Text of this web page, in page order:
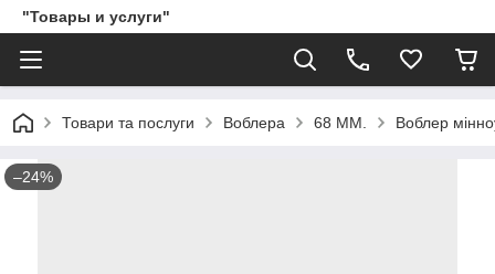
"Товары и услуги"
Товари та послуги Воблера 68 ММ. Воблер
–24%